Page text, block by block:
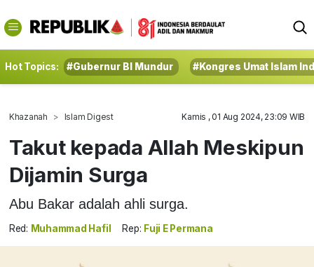
Hot Topics: #Gubernur BI Mundur #Kongres Umat Islam
Khazanah Islam Digest Kamis , 01 Aug 2024, 23:09 WIB
Takut kepada Allah Meskipun
Dijamin Surga
Abu Bakar adalah ahli surga.
Red: Muhammad Hafil Rep: Fuji E Permana